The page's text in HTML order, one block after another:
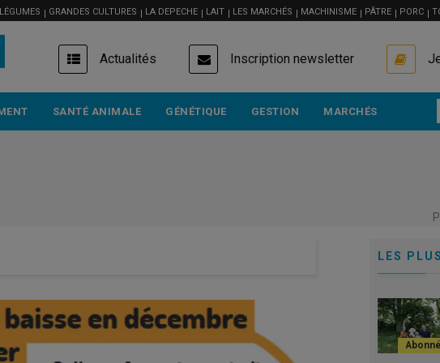
GRANDES CULTURES LA DEPECHE LAIT LES MARCHÉS MACHINISME PÂTRE PORC
USER
ACCOUNT
MENU
Actualités Inscription newsletter
SANTÉ ANIMALE GÉNÉTIQUE GESTION MARCHÉS
LES